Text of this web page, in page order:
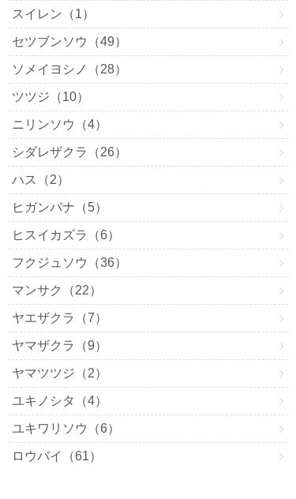
スイレン（1）
セツブンソウ（49）
ソメイヨシノ（28）
ツツジ（10）
ニリンソウ（4）
シダレザクラ（26）
ハス（2）
ヒガンバナ（5）
ヒスイカズラ（6）
フクジュソウ（36）
マンサク（22）
ヤエザクラ（7）
ヤマザクラ（9）
ヤマツツジ（2）
ユキノシタ（4）
ユキワリソウ（6）
ロウバイ（61）